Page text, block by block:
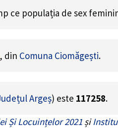
ce populația de sex
, din Comuna Ciomăgești.
Argeș) este 117258.
Și Locuințelor 2021 și